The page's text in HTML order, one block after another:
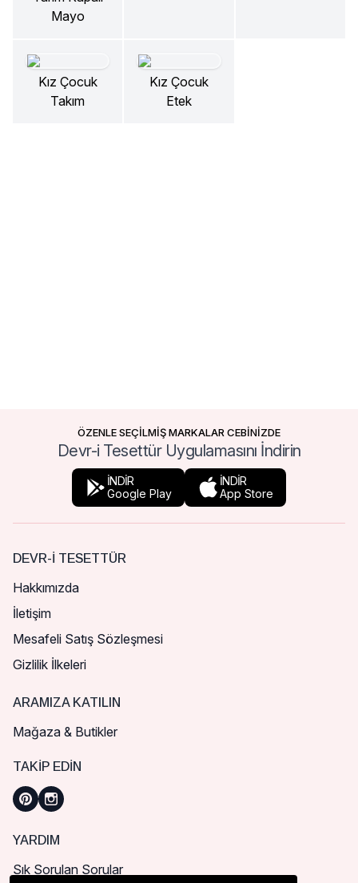
Mayo
Kız Çocuk
Takım
Kız Çocuk
Etek
ÖZENLE SEÇİLMİŞ MARKALAR CEBİNİZDE
Devr-i Tesettür Uygulamasını İndirin
İNDİR
Google Play
İNDİR
App Store
DEVR-I TESETTÜR
Hakkımızda
İletişim
Mesafeli Satış Sözleşmesi
Gizlilik İlkeleri
ARAMIZA KATILIN
Mağaza & Butikler
TAKIP EDIN
YARDIM
Sık Sorulan Sorular